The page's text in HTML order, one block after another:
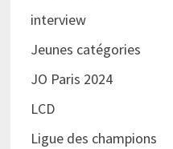
interview
Jeunes catégories
JO Paris 2024
LCD
Ligue des champions